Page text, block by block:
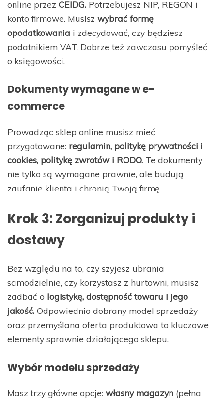
online przez CEIDG. Potrzebujesz NIP, REGON i
konto firmowe. Musisz wybrać formę
opodatkowania i zdecydować, czy będziesz
podatnikiem VAT. Dobrze też zawczasu pomyśleć
o księgowości.
Dokumenty wymagane w e-
commerce
Prowadząc sklep online musisz mieć
przygotowane: regulamin, politykę prywatności i
cookies, politykę zwrotów i RODO. Te dokumenty
nie tylko są wymagane prawnie, ale budują
zaufanie klienta i chronią Twoją firmę.
Krok 3: Zorganizuj produkty i
dostawy
Bez względu na to, czy szyjesz ubrania
samodzielnie, czy korzystasz z hurtowni, musisz
zadbać o logistykę, dostępność towaru i jego
jakość. Odpowiednio dobrany model sprzedaży
oraz przemyślana oferta produktowa to kluczowe
elementy sprawnie działającego sklepu.
Wybór modelu sprzedaży
Masz trzy główne opcje: własny magazyn (pełna